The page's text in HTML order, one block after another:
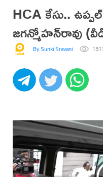
HCA కేసు..
జగన్మోహన్‌రావు
By Sunki Sravani